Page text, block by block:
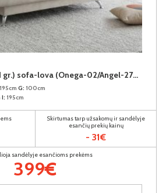
KALIFORNIJA-3V (III gr.) sofa-lova (Onega-02/Angel-2745)
195cm G: 100cm
I: 195cm
Skirtumas tarp užsakomų ir sandėlyje
esančių prekių kainų
- 31€
sandėlyje esančioms prekėms
399€